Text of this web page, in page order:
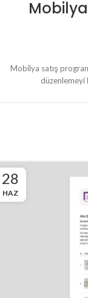
Mobilya satış
düzenlemeyi
28
HAZ